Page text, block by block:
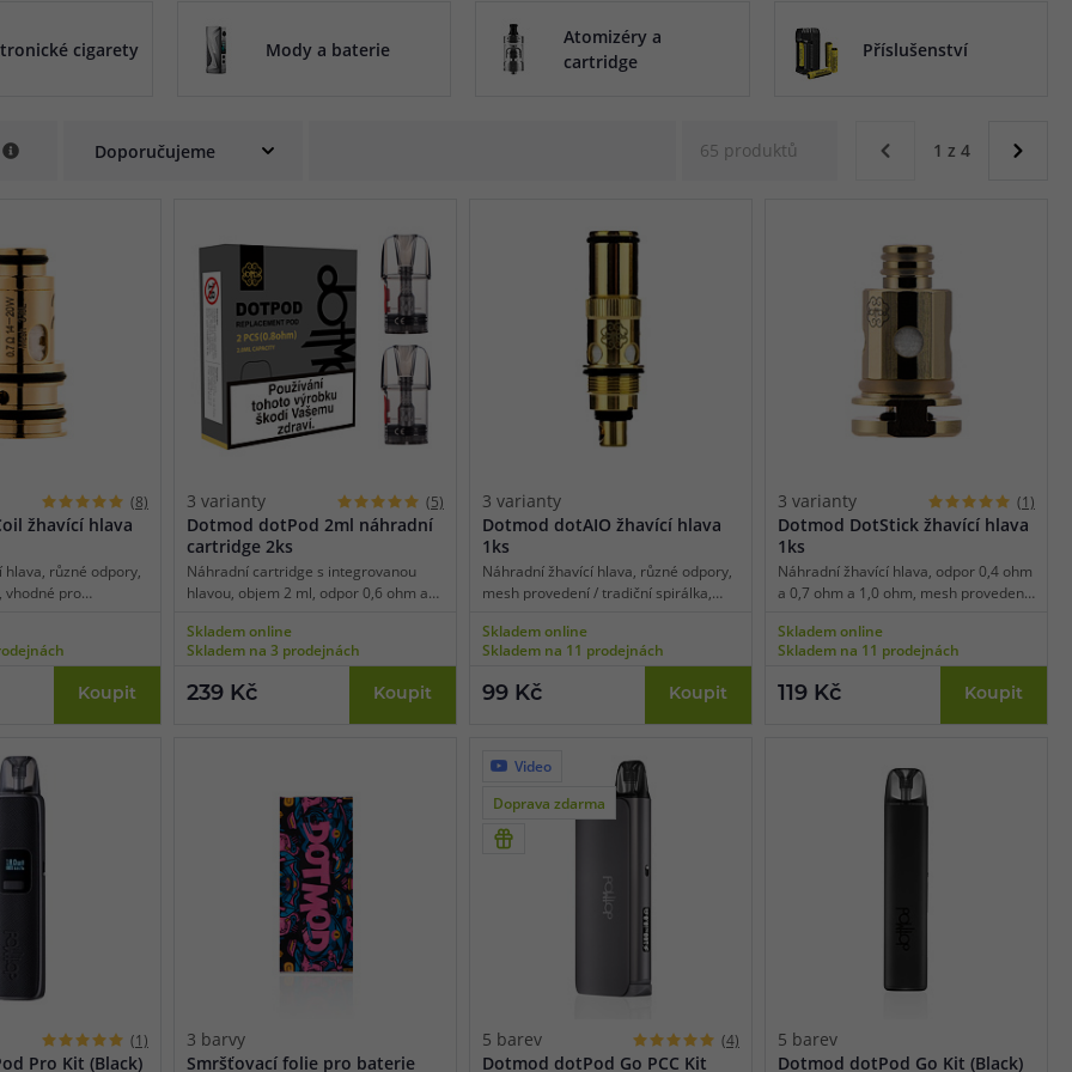
podle čeho se rozhodnout
nákupu vědět
než si myslíte
cigarety Mody a baterie
Atomizéry a
cartridge
Příslušenství
65 produktů 1 z 4
(8)
žhavící hlava
hlava, různé odpory,
vhodné pro
Koupit
3 varianty (5)
Dotmod dotPod 2ml náhradní
cartridge 2ks
Náhradní cartridge s integrovanou
hlavou, objem 2 ml, odpor 0,6 ohm a
boční plnění, vhodné pro MTL vaping,
2ks v balení.
Skladem online
Skladem na 3 prodejnách
239 Kč Koupit
3 varianty
Dotmod dotAIO žhavící hlava
1ks
Náhradní žhavící hlava, různé odpory,
mesh provedení / tradiční spirálka,
balení.
Skladem online
Skladem na 11 prodejnách
99 Kč Koupit
3 varianty (1)
Dotmod DotStick žhavící hlava
1ks
Náhradní žhavící hlava, odpor 0,4 ohm
a 0,7 ohm a 1,0 ohm, mesh provedení,
balení.
Skladem online
Skladem na 11 prodejnách
119 Kč Koupit
(1)
Pro Kit (Black)
3 barvy
Smršťovací folie pro baterie
Video
Doprava zdarma
5 barev (4)
Dotmod dotPod Go PCC Kit
5 barev
Dotmod dotPod Go Kit (Black)